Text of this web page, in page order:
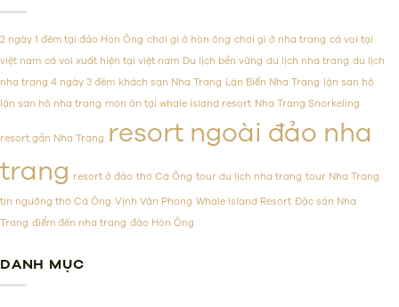
sức
khỏe
Việt
Nam
ngon
chinh
mọi
thực
2 ngày 1 đêm tại đảo Hòn Ông chơi gì ở hòn ông chơi gì ở nha trang cá voi tại
việt nam cá voi xuất hiện tại việt nam Du lịch bền vững du lịch nha trang du lịch
nha trang 4 ngày 3 đêm khách sạn Nha Trang Lặn Biển Nha Trang lặn san hô
lặn san hô nha trang món ăn tại whale island resort Nha Trang Snorkeling
resort gần Nha Trang resort ngoài đảo nha
trang resort ở đảo thờ Cá Ông tour du lịch nha trang tour Nha Trang
tín ngưỡng thờ Cá Ông Vịnh Vân Phong Whale Island Resort Đặc sản Nha
Trang điểm đến nha trang đảo Hòn Ông
DANH MỤC